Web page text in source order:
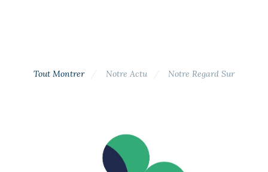
Tout Montrer Notre Actu Notre Regard Sur